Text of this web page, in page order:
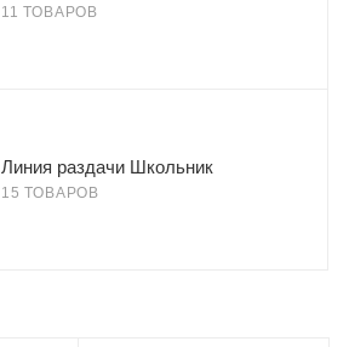
11 ТОВАРОВ
Линия раздачи Школьник
15 ТОВАРОВ